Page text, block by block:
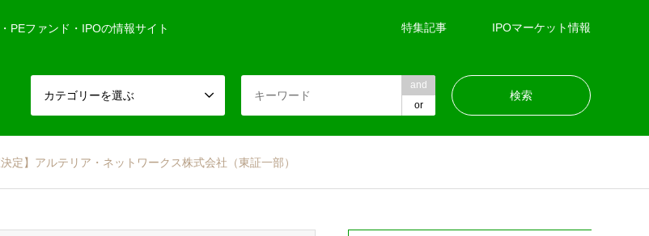
PEファンド・IPOの情報サイト 特集記事 IPOマーケット情報
カテゴリーを選ぶ
and
or
決定】アルテリア・ネットワークス株式会社（東証一部）